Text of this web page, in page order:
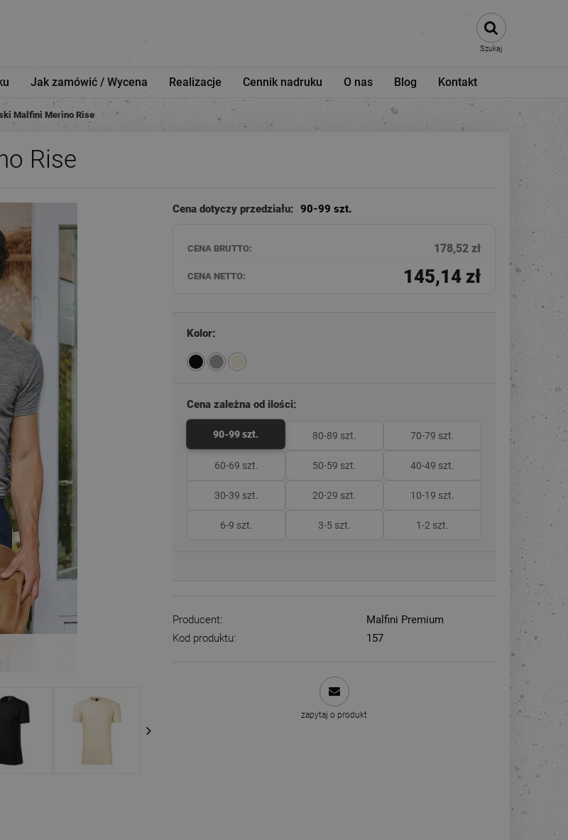
Szukaj
Jak zamówić / Wycena Realizacje Cennik nadruku O nas Blog Kontakt
Malfini Merino Rise
Rise
Cena dotyczy przedziału: 90-99 szt.
CENA BRUTTO: 178,52 zł
CENA NETTO: 145,14 zł
Kolor:
Cena zależna od ilości:
90-99 szt. 80-89 szt. 70-79 szt.
60-69 szt. 50-59 szt. 40-49 szt.
30-39 szt. 20-29 szt. 10-19 szt.
6-9 szt. 3-5 szt. 1-2 szt.
Producent:
Malfini Premium
Kod produktu:
157
zapytaj o produkt